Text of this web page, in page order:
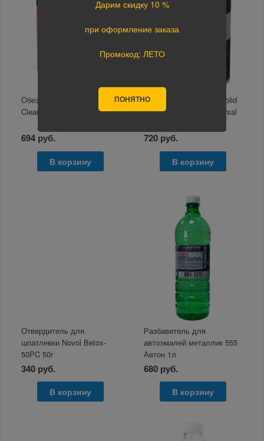
Обезжириватель Solid
Cleaner 1000 мл
694 руб.
В корзину
Разбавитель для 2K Solid
Professional Line Universal
720 руб.
В корзину
Отвердитель для
шпатлевки Novol Betox-
50PC 50г
340 руб.
В корзину
Разбавитель для
автоэмалей металлик 555
Автон 1л
680 руб.
В корзину
Дарим скидку 10 %
при оформление заказа
Промокод: ЛЕТО
ПОНЯТНО